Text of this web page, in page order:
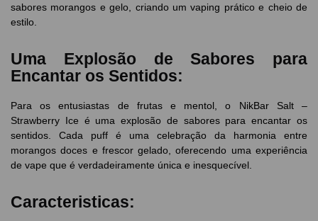
sabores morangos e gelo, criando um vaping prático e cheio de
estilo.
Uma Explosão de Sabores para
Encantar os Sentidos:
Para os entusiastas de frutas e mentol, o NikBar Salt –
Strawberry Ice é uma explosão de sabores para encantar os
sentidos. Cada puff é uma celebração da harmonia entre
morangos doces e frescor gelado, oferecendo uma experiência
de vape que é verdadeiramente única e inesquecível.
Caracteristicas: